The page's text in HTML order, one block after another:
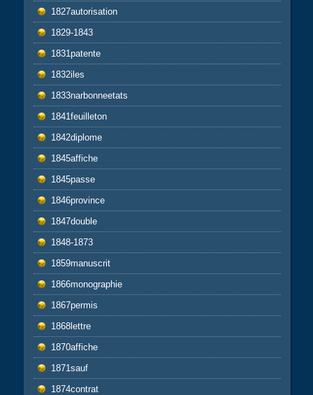
1827autorisation
1829-1843
1831patente
1832iles
1833narbonneetats
1841feuilleton
1842diplome
1845affiche
1845passe
1846province
1847double
1848-1873
1859manuscrit
1866monographie
1867permis
1868lettre
1870affiche
1871sauf
1874contrat